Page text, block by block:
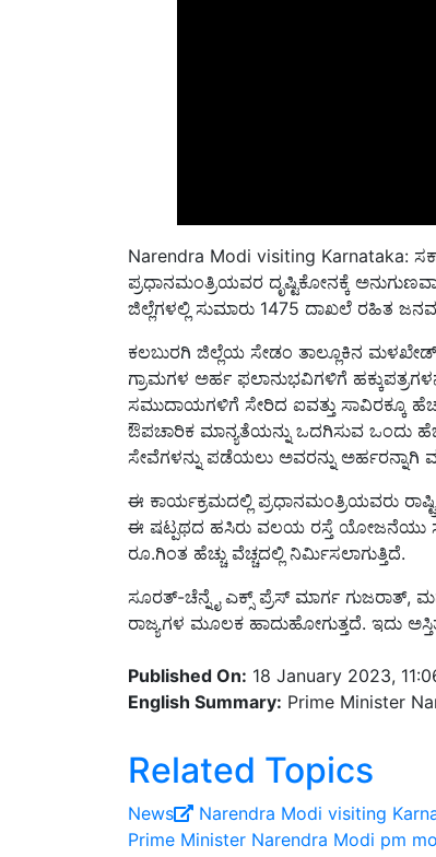
Narendra Modi visiting Karnataka:
ಪ್ರಧಾನಮಂತ್ರಿಯವರ ದೃಷ್ಟಿಕೋನಕ್ಕೆ
ಜಿಲ್ಲೆಗಳಲ್ಲಿ ಸುಮಾರು 1475 ದಾಖಲೆ ರಹಿತ
ಕಲಬುರಗಿ ಜಿಲ್ಲೆಯ ಸೇಡಂ ತಾಲ್ಲೂಕಿನ
ಗ್ರಾಮಗಳ ಅರ್ಹ ಫಲಾನುಭವಿಗಳಿಗೆ
ಸಮುದಾಯಗಳಿಗೆ ಸೇರಿದ ಐವತ್ತು ಸಾವಿರಕ್ಕೂ
ಔಪಚಾರಿಕ ಮಾನ್ಯತೆಯನ್ನು ಒದಗಿಸುವ ಒಂದು
ಸೇವೆಗಳನ್ನು ಪಡೆಯಲು ಅವರನ್ನು ಅರ್ಹರನ್ನಾಗಿ
ಈ ಕಾರ್ಯಕ್ರಮದಲ್ಲಿ ಪ್ರಧಾನಮಂತ್ರಿಯವರು
ಈ ಷಟ್ಪಥದ ಹಸಿರು ವಲಯ ರಸ್ತೆ ಯೋಜನೆಯು
ರೂ.ಗಿಂತ ಹೆಚ್ಚು ವೆಚ್ಚದಲ್ಲಿ ನಿರ್ಮಿಸಲಾಗುತ್ತಿದೆ.
ಸೂರತ್-ಚೆನ್ನೈ ಎಕ್ಸ್ ಪ್ರೆಸ್ ಮಾರ್ಗ ಗುಜರಾತ್,
ರಾಜ್ಯಗಳ ಮೂಲಕ ಹಾದುಹೋಗುತ್ತದೆ. ಇದು
English Summary:Prime Minister
Related Topics
News Narendra Modi visiting
Prime Minister Narendra Modi pm